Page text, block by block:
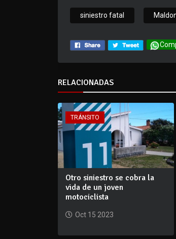
siniestro fatal
RELACIONADAS
TRÁNSITO
Otro siniestro se cobra la
vida de un joven
motociclista
Oct 15 2023